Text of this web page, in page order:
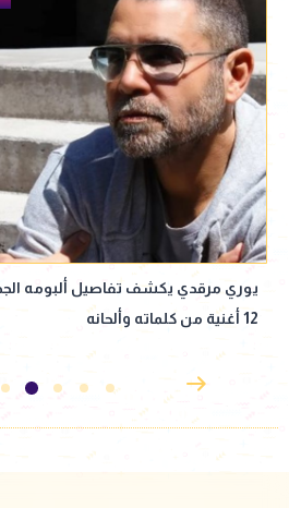
"بنت كـ ـلب وخاينة".. حمو بيكا يثير الجدل
بألفاظ خارجة على المسرح